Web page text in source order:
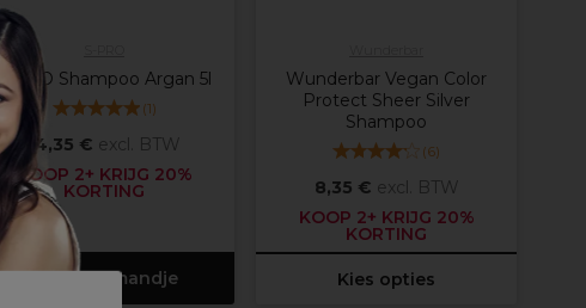
PRO Shampoo Argan 5l
(1)
14,35 € excl. BTW
KOOP 2+ KRIJG 20%
KORTING
In winkelmandje
Wunderbar Vegan Color
Protect Sheer Silver
Shampoo
(6)
8,35 € excl. BTW
KOOP 2+ KRIJG 20%
KORTING
Kies opties